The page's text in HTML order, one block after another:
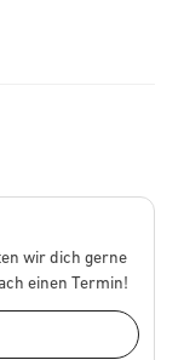
wir dich gerne
einen Termin!